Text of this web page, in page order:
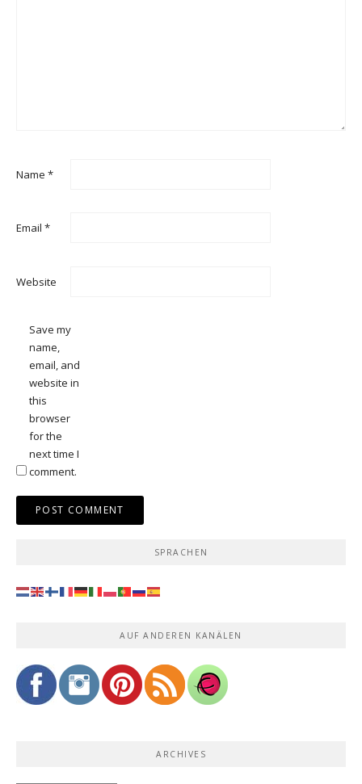
Name *
Email *
Website
Save my
name,
email, and
website in
this
browser
for the
next time I
comment.
SPRACHEN
AUF ANDEREN KANÄLEN
ARCHIVES